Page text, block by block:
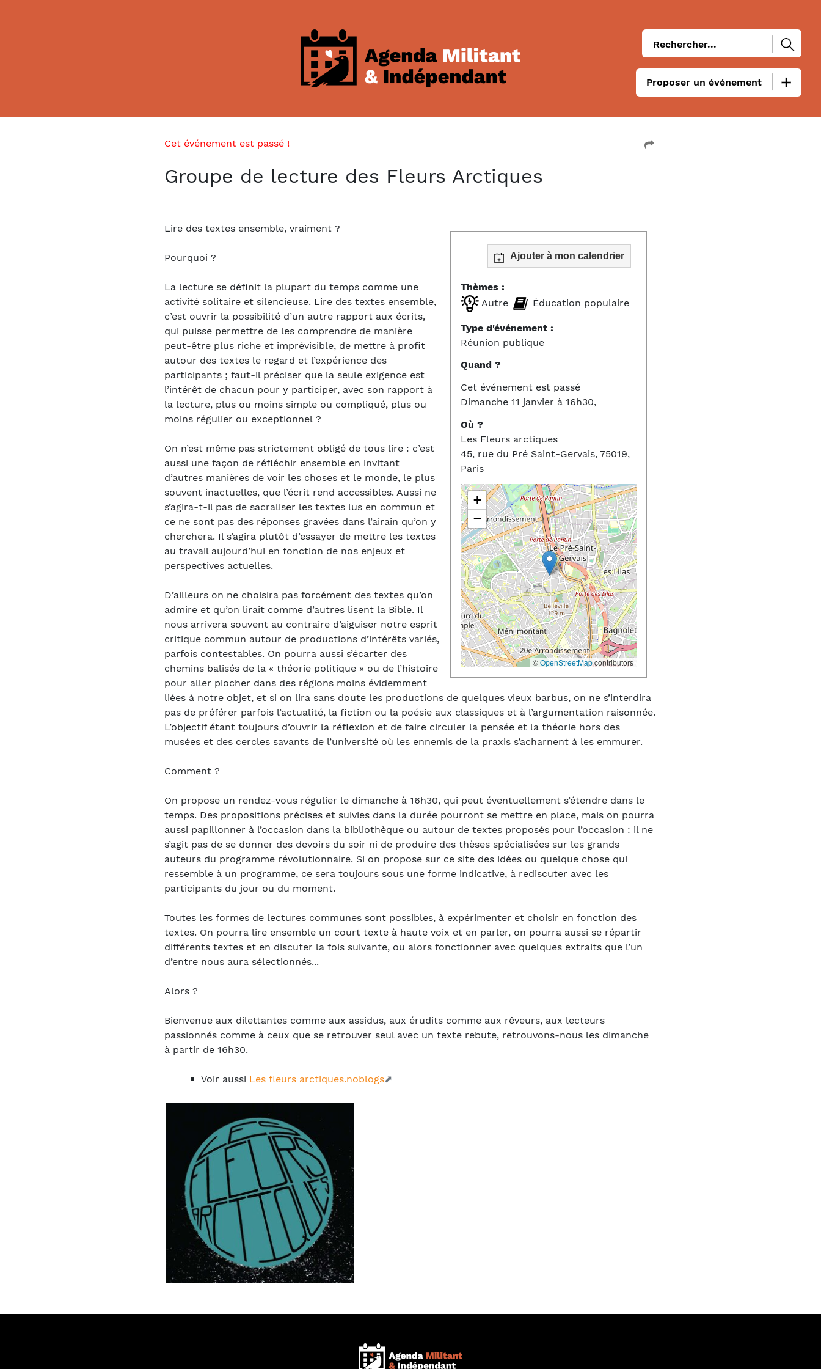
Proposer un événement
Cet événement est passé !
Groupe de lecture des Fleurs Arctiques
Ajouter à mon calendrier
Thèmes :
Autre
Éducation populaire
Type d'événement :
Réunion publique
Quand ?
Cet événement est passé
Dimanche 11 janvier à 16h30,
Où ?
Les Fleurs arctiques
45, rue du Pré Saint-Gervais, 75019,
Paris
+
−
©OpenStreetMapcontributors
Lire des textes ensemble, vraiment ?
Pourquoi ?
La lecture se définit la plupart du temps comme une
activité solitaire et silencieuse. Lire des textes ensemble,
c’est ouvrir la possibilité d’un autre rapport aux écrits,
qui puisse permettre de les comprendre de manière
peut-être plus riche et imprévisible, de mettre à profit
autour des textes le regard et l’expérience des
participants ; faut-il préciser que la seule exigence est
l’intérêt de chacun pour y participer, avec son rapport à
la lecture, plus ou moins simple ou compliqué, plus ou
moins régulier ou exceptionnel ?
On n’est même pas strictement obligé de tous lire : c’est
aussi une façon de réfléchir ensemble en invitant
d’autres manières de voir les choses et le monde, le plus
souvent inactuelles, que l’écrit rend accessibles. Aussi ne
s’agira-t-il pas de sacraliser les textes lus en commun et
ce ne sont pas des réponses gravées dans l’airain qu’on y
cherchera. Il s’agira plutôt d’essayer de mettre les textes
au travail aujourd’hui en fonction de nos enjeux et
perspectives actuelles.
D’ailleurs on ne choisira pas forcément des textes qu’on
admire et qu’on lirait comme d’autres lisent la Bible. Il
nous arrivera souvent au contraire d’aiguiser notre esprit
critique commun autour de productions d’intérêts variés,
parfois contestables. On pourra aussi s’écarter des
chemins balisés de la « théorie politique » ou de l’histoire
pour aller piocher dans des régions moins évidemment
liées à notre objet, et si on lira sans doute les productions de quelques vieux barbus, on ne s’interdira
pas de préférer parfois l’actualité, la fiction ou la poésie aux classiques et à l’argumentation raisonnée.
L’objectif étant toujours d’ouvrir la réflexion et de faire circuler la pensée et la théorie hors des
musées et des cercles savants de l’université où les ennemis de la praxis s’acharnent à les emmurer.
Comment ?
On propose un rendez-vous régulier le dimanche à 16h30, qui peut éventuellement s’étendre dans le
temps. Des propositions précises et suivies dans la durée pourront se mettre en place, mais on pourra
aussi papillonner à l’occasion dans la bibliothèque ou autour de textes proposés pour l’occasion : il ne
s’agit pas de se donner des devoirs du soir ni de produire des thèses spécialisées sur les grands
auteurs du programme révolutionnaire. Si on propose sur ce site des idées ou quelque chose qui
ressemble à un programme, ce sera toujours sous une forme indicative, à rediscuter avec les
participants du jour ou du moment.
Toutes les formes de lectures communes sont possibles, à expérimenter et choisir en fonction des
textes. On pourra lire ensemble un court texte à haute voix et en parler, on pourra aussi se répartir
différents textes et en discuter la fois suivante, ou alors fonctionner avec quelques extraits que l’un
d’entre nous aura sélectionnés...
Alors ?
Bienvenue aux dilettantes comme aux assidus, aux érudits comme aux rêveurs, aux lecteurs
passionnés comme à ceux que se retrouver seul avec un texte rebute, retrouvons-nous les dimanche
à partir de 16h30.
Voir aussi Les fleurs arctiques.noblogs